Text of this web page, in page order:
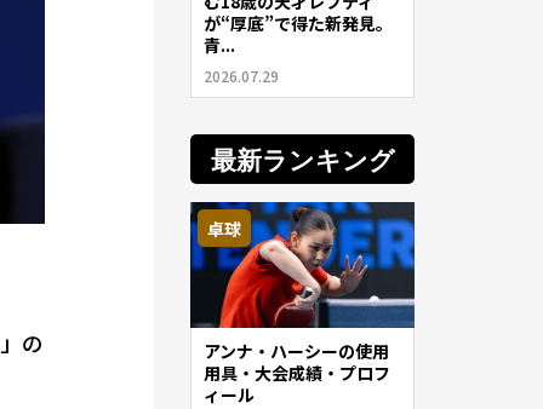
の
が“厚底”で得た新発見。
青...
2026.07.29
最新ランキング
卓球
アンナ・ハーシーの使用
用具・大会成績・プロフ
ィール